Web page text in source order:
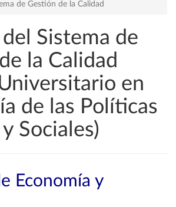
de Gestión de la Calidad
Sistema de
la Calidad
en
de las Políticas
Sociales)
Economía y